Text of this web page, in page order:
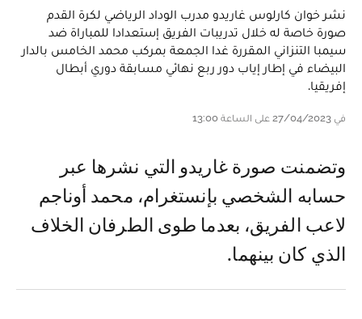
نشر خوان كارلوس غاريدو مدرب الوداد الرياضي لكرة القدم
صورة خاصة له خلال تدريبات الفريق إستعدادا للمباراة ضد
سيمبا التنزاني المقررة غدا الجمعة بمركب محمد الخامس بالدار
البيضاء في إطار إياب دور ربع نهائي مسابقة دوري أبطال
إفريقيا.
في 27/04/2023 على الساعة 13:00
و تضمنت صورة غاريدو التي نشرها عبر
حسابه الشخصي بإنستغرام، محمد أوناجم
لاعب الفريق، بعدما طوى الطرفان الخلاف
الذي كان بينهما.